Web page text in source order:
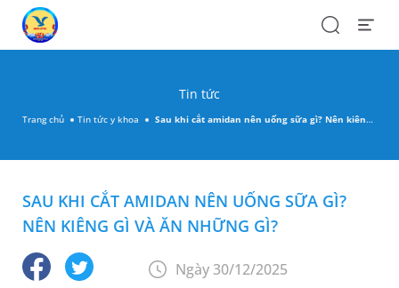
SearchOpen
Tin tức
Trang chủ Tin tức y khoa Sau khi cắt amidan nên uống sữa gì? Nên kiêng gì và ăn những gì?
SAU KHI CẮT AMIDAN NÊN UỐNG SỮA GÌ?
NÊN KIÊNG GÌ VÀ ĂN NHỮNG GÌ?
Ngày 30/12/2025